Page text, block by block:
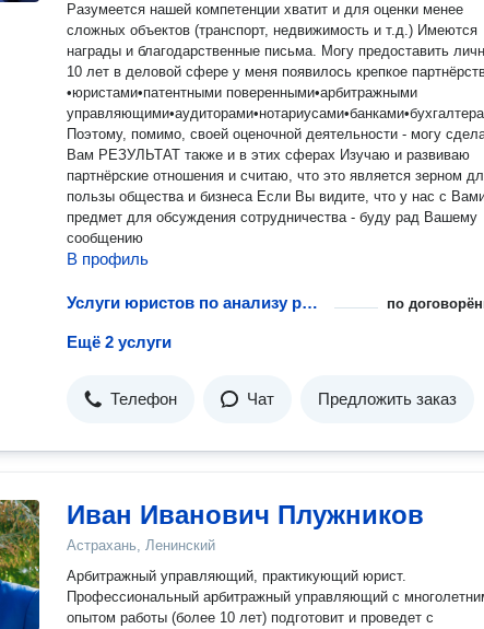
Разумеется нашей компетенции хватит и для оценки менее
сложных объектов (транспорт, недвижимость и т.д.) Имеются
награды и благодарственные письма. Могу предоставить лично.
10 лет в деловой сфере у меня появилось крепкое
•юристами•патентными поверенными•арбитражными
Поэтому, помимо, своей оценочной деятельности - могу сделать
Вам РЕЗУЛЬТАТ также и в этих сферах Изучаю и развиваю
партнёрские отношения и считаю, что это является зерном
пользы общества и бизнеса Если Вы видите, что у нас с Вами есть
предмет для обсуждения сотрудничества - буду рад Вашему
сообщению
В профиль
Услуги юристов по анализу рисков фармацевтических предприятий по
Ещё 2 услуги
Телефон Чат Предложить заказ
Иван Иванович Плужников
Астрахань, Ленинский
Арбитражный управляющий, практикующий юрист.
Профессиональный арбитражный управляющий с
опытом работы (более 10 лет) подготовит и проведет с